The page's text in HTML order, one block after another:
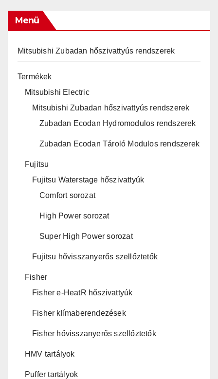
Menü
Mitsubishi Zubadan hőszivattyús rendszerek
Termékek
Mitsubishi Electric
Mitsubishi Zubadan hőszivattyús rendszerek
Zubadan Ecodan Hydromodulos rendszerek
Zubadan Ecodan Tároló Modulos rendszerek
Fujitsu
Fujitsu Waterstage hőszivattyúk
Comfort sorozat
High Power sorozat
Super High Power sorozat
Fujitsu hővisszanyerős szellőztetők
Fisher
Fisher e-HeatR hőszivattyúk
Fisher klímaberendezések
Fisher hővisszanyerős szellőztetők
HMV tartályok
Puffer tartályok